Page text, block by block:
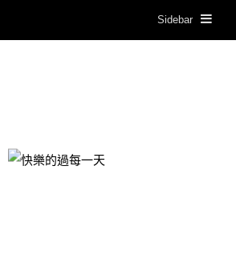
Sidebar
快樂的過每一天